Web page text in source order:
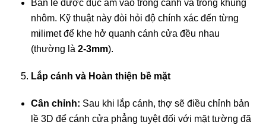
Bản lề được đục âm vào trong cánh và trong khung
nhôm. Kỹ thuật này đòi hỏi độ chính xác đến từng
milimet để khe hở quanh cánh cửa đều nhau
(thường là2-3mm).
Lắp cánh và Hoàn thiện bề mặt
Cân chỉnh: Sau khi lắp cánh, thợ sẽ điều chỉnh bản
lề 3D để cánh cửa phẳng tuyệt đối với mặt tường đã